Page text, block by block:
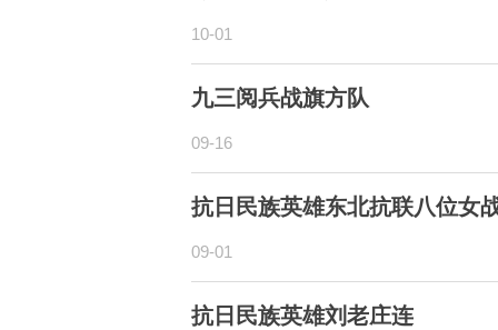
10-01
九三阅兵战旗方队
09-16
抗日民族英雄东北抗联八位女
09-01
抗日民族英雄刘老庄连